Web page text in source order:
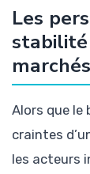
Les
stabilité
Alors que le
craintes
les acteurs